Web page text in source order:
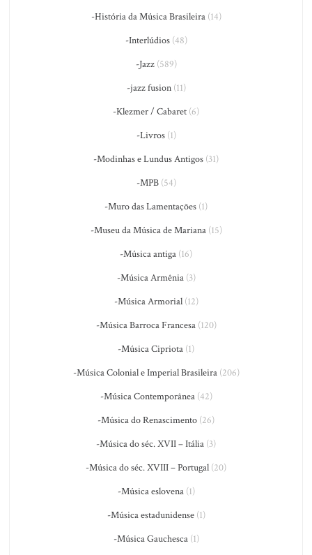
-História da Música Brasileira(14)
-Interlúdios(48)
-Jazz(589)
-jazz fusion(11)
-Klezmer / Cabaret (6)
-Livros(1)
-Modinhas e Lundus Antigos (31)
-MPB(54)
-Muro das Lamentações (1)
-Museu da Música de Mariana(15)
-Música antiga (16)
-Música Armênia(3)
-Música Armorial(12)
-Música Barroca Francesa(120)
-Música Cipriota (1)
-Música Colonial e Imperial Brasileira(206)
-Música Contemporânea(42)
-Música do Renascimento (26)
-Música do séc. XVII – Itália (3)
-Música do séc. XVIII – Portugal (20)
-Música eslovena(1)
-Música estadunidense(1)
-Música Gauchesca(1)